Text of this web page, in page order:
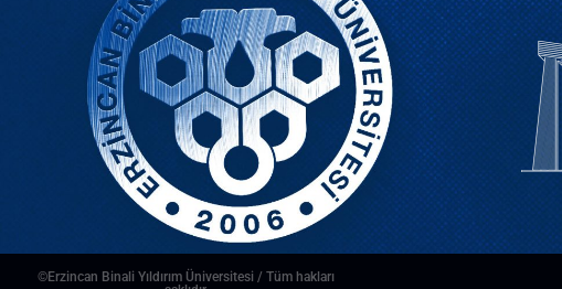
©Erzincan Binali Yıldırım Üniversitesi / Tüm hakları